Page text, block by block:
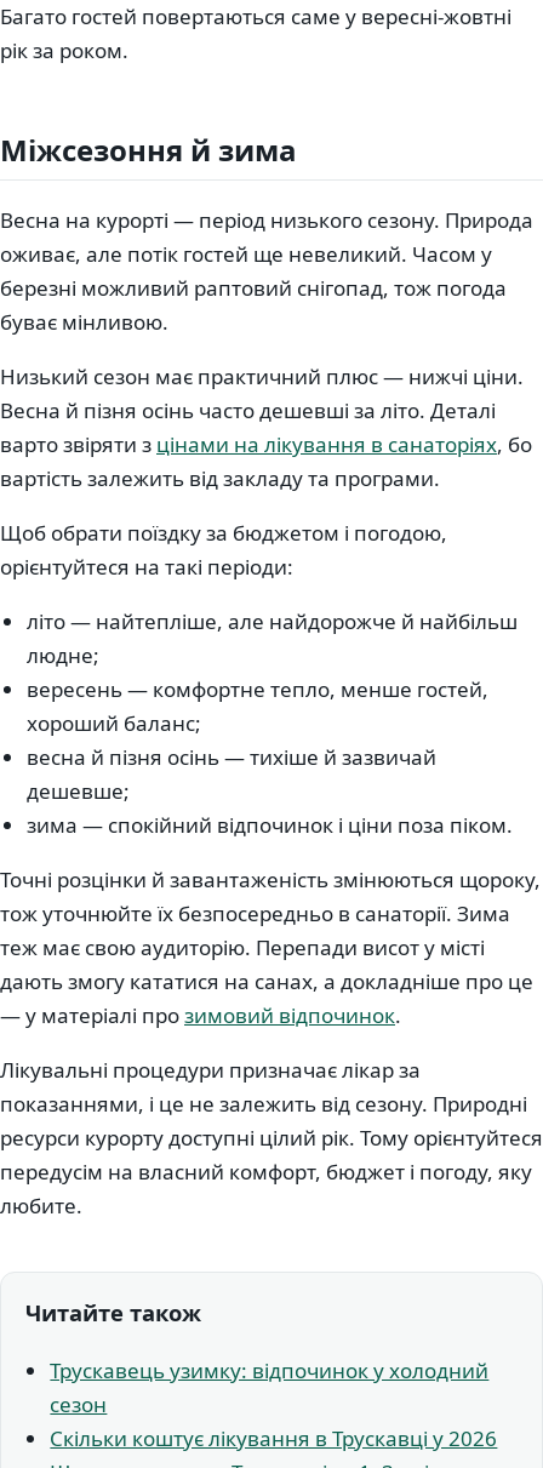
Багато гостей повертаються саме у вересні-жовтні
рік за роком.
Міжсезоння й зима
Весна на курорті — період низького сезону. Природа
оживає, але потік гостей ще невеликий. Часом у
березні можливий раптовий снігопад, тож погода
буває мінливою.
Низький сезон має практичний плюс — нижчі ціни.
Весна й пізня осінь часто дешевші за літо. Деталі
варто звіряти з цінами на лікування в санаторіях, бо
вартість залежить від закладу та програми.
Щоб обрати поїздку за бюджетом і погодою,
орієнтуйтеся на такі періоди:
літо — найтепліше, але найдорожче й найбільш
людне;
вересень — комфортне тепло, менше гостей,
хороший баланс;
весна й пізня осінь — тихіше й зазвичай
дешевше;
зима — спокійний відпочинок і ціни поза піком.
Точні розцінки й завантаженість змінюються щороку,
тож уточнюйте їх безпосередньо в санаторії. Зима
теж має свою аудиторію. Перепади висот у місті
дають змогу кататися на санах, а докладніше про це
— у матеріалі прозимовий відпочинок.
Лікувальні процедури призначає лікар за
показаннями, і це не залежить від сезону. Природні
ресурси курорту доступні цілий рік. Тому орієнтуйтеся
передусім на власний комфорт, бюджет і погоду, яку
любите.
Читайте також
Трускавець узимку: відпочинок у холодний
сезон
Скільки коштує лікування в Трускавці у 2026